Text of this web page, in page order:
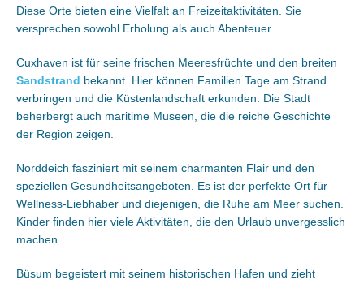
Diese Orte bieten eine Vielfalt an Freizeitaktivitäten. Sie
versprechen sowohl Erholung als auch Abenteuer.
Cuxhaven ist für seine frischen Meeresfrüchte und den breiten
Sandstrand bekannt. Hier können Familien Tage am Strand
verbringen und die Küstenlandschaft erkunden. Die Stadt
beherbergt auch maritime Museen, die die reiche Geschichte
der Region zeigen.
Norddeich fasziniert mit seinem charmanten Flair und den
speziellen Gesundheitsangeboten. Es ist der perfekte Ort für
Wellness-Liebhaber und diejenigen, die Ruhe am Meer suchen.
Kinder finden hier viele Aktivitäten, die den Urlaub unvergesslich
machen.
Büsum begeistert mit seinem historischen Hafen und zieht